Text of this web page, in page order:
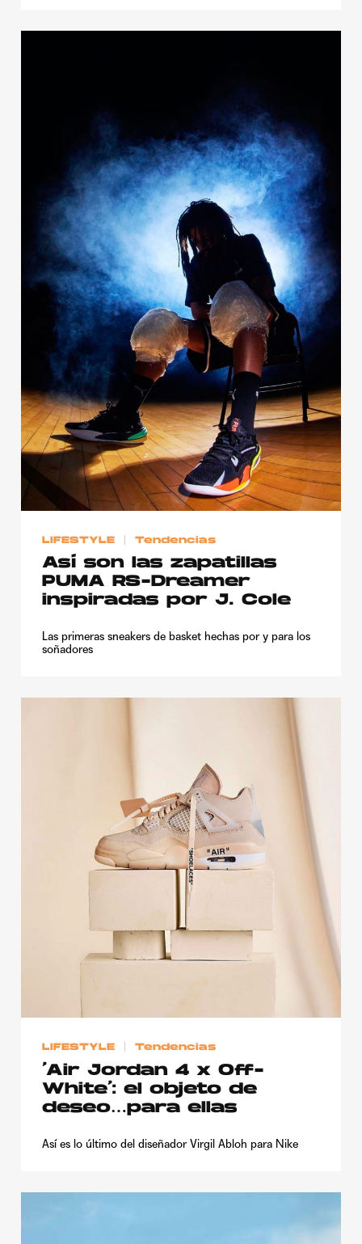
LIFESTYLE Tendencias
Así son las zapatillas
PUMA RS-Dreamer
inspiradas por J. Cole
Las primeras sneakers de basket hechas por y para los
soñadores
LIFESTYLE Tendencias
‘Air Jordan 4 x Off-
White’: el objeto de
deseo…para ellas
Así es lo último del diseñador Virgil Abloh para Nike